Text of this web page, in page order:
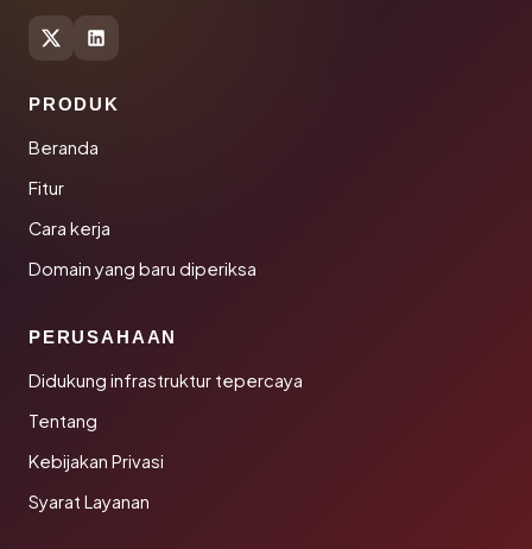
PRODUK
Beranda
Fitur
Cara kerja
Domain yang baru diperiksa
PERUSAHAAN
Didukung infrastruktur tepercaya
Tentang
Kebijakan Privasi
Syarat Layanan